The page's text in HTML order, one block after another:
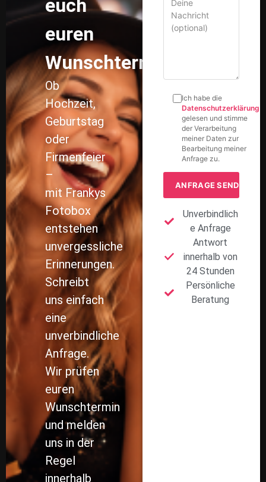
euch
euren
Wunschtermin!
Ob
Hochzeit,
Geburtstag
oder
Firmenfeier
–
mit Frankys
Fotobox
entstehen
unvergessliche
Erinnerungen.
Schreibt
uns einfach
eine
unverbindliche
Anfrage.
Wir prüfen
euren
Wunschtermin
und melden
uns in der
Regel
innerhalb
Ich habe die
Datenschutzerklärung
gelesen und stimme
der Verarbeitung
meiner Daten zur
Bearbeitung meiner
Anfrage zu.
Unverbindlich
e Anfrage
Antwort
innerhalb von
24 Stunden
Persönliche
Beratung